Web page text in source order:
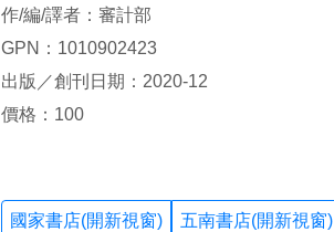
作/編/譯者：審計部
GPN：1010902423
出版／創刊日期：2020-12
價格：100
國家書店(開新視窗) 五南書店(開新視窗)